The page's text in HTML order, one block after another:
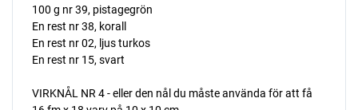
100 g nr 39, pistagegrön
En rest nr 38, korall
En rest nr 02, ljus turkos
En rest nr 15, svart
VIRKNÅL NR 4 - eller den nål du måste använda för att få